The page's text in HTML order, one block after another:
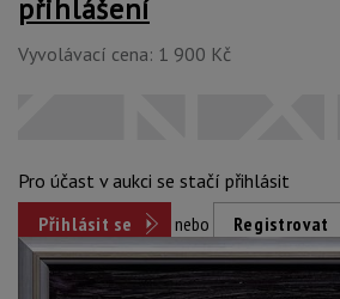
přihlášení
Vyvolávací cena: 1 900 Kč
Pro účast v aukci se stačí přihlásit
Přihlásit se
nebo Registrovat